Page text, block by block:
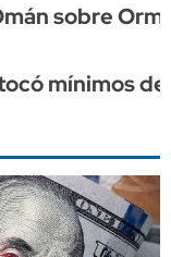
sobre
mínimos